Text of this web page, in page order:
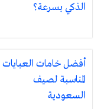
الذكي بسرعة؟
أفضل خامات العبايات
المناسبة لصيف
السعودية